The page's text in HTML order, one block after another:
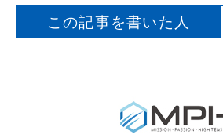
この記事を書いた人